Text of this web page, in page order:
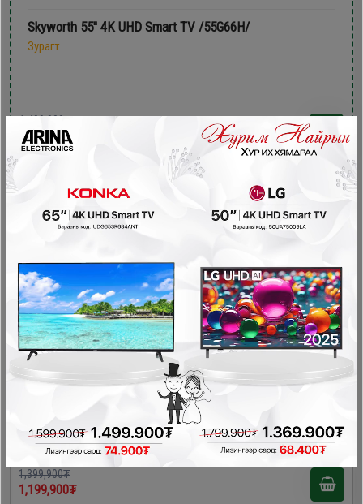
Skyworth 55'' 4K UHD Smart TV /55G66H/
Зурагт
1,499,900₮
1,199,900₮
LG 43" 4K Smart TV /43UA75009LA/
1,399,900₮
1,199,900₮